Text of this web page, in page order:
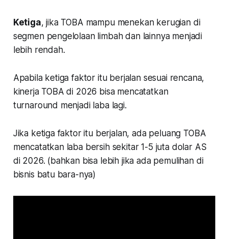
Ketiga, jika TOBA mampu menekan kerugian di
segmen pengelolaan limbah dan lainnya menjadi
lebih rendah.
Apabila ketiga faktor itu berjalan sesuai rencana,
kinerja TOBA di 2026 bisa mencatatkan
turnaround menjadi laba lagi.
Jika ketiga faktor itu berjalan, ada peluang TOBA
mencatatkan laba bersih sekitar 1-5 juta dolar AS
di 2026. (bahkan bisa lebih jika ada pemulihan di
bisnis batu bara-nya)